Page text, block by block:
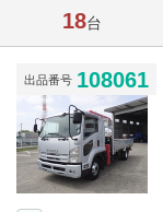
18台
出品番号 108061